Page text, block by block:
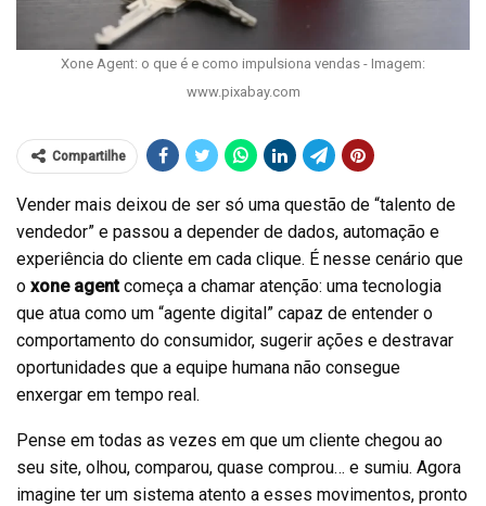
Xone Agent: o que é e como impulsiona vendas - Imagem:
www.pixabay.com
Compartilhe
Vender mais deixou de ser só uma questão de “talento de
vendedor” e passou a depender de dados, automação e
experiência do cliente em cada clique. É nesse cenário que
o xone agentcomeça a chamar atenção: uma tecnologia
que atua como um “agente digital” capaz de entender o
comportamento do consumidor, sugerir ações e destravar
oportunidades que a equipe humana não consegue
enxergar em tempo real.
Pense em todas as vezes em que um cliente chegou ao
seu site, olhou, comparou, quase comprou… e sumiu. Agora
imagine ter um sistema atento a esses movimentos, pronto